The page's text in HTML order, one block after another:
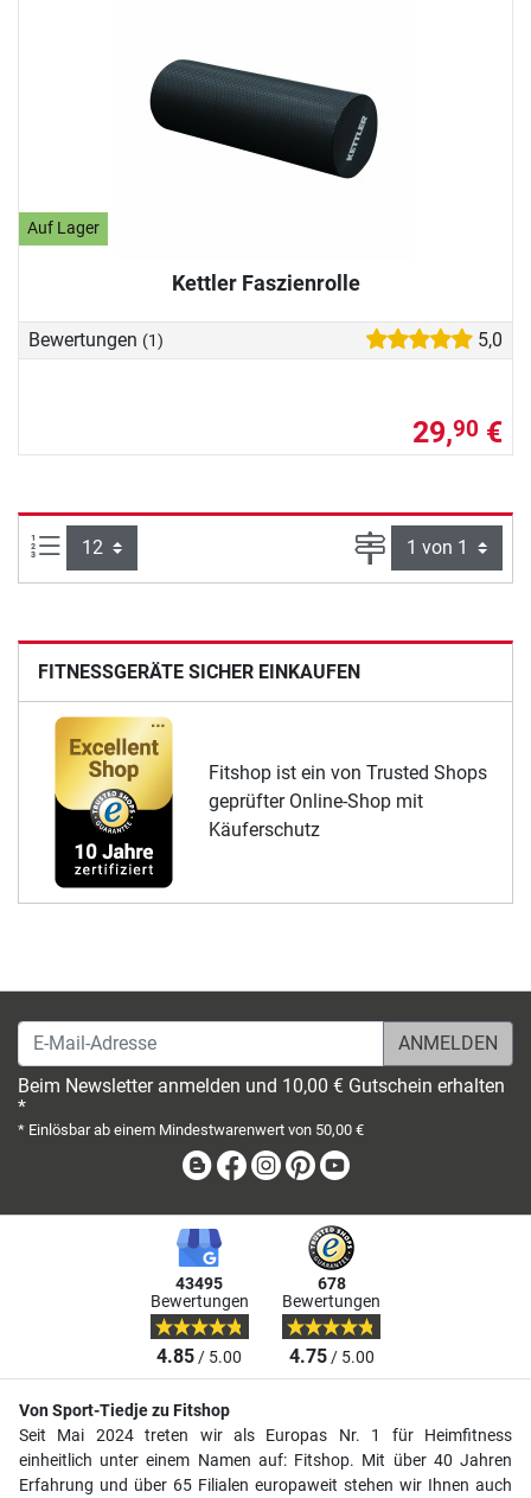
Auf Lager
Kettler Faszienrolle
Bewertungen (1) 5,0
29,90 €
Artikel pro Seite: Seite
FITNESSGERÄTE SICHER EINKAUFEN
Fitshop ist ein von Trusted Shops
geprüfter Online-Shop mit
Käuferschutz
E-Mail-Adresse
Beim Newsletter anmelden und 10,00 € Gutschein erhalten
*
* Einlösbar ab einem Mindestwarenwert von 50,00 €
BlogFacebook
Instagram
Pinterest
43495
Bewertungen
4.85/ 5.00
678
Bewertungen
4.75/ 5.00
Von Sport-Tiedje zu Fitshop
Seit Mai 2024 treten wir als Europas Nr. 1 für Heimfitness
einheitlich unter einem Namen auf: Fitshop. Mit über 40 Jahren
Erfahrung und über 65 Filialen europaweit stehen wir Ihnen auch